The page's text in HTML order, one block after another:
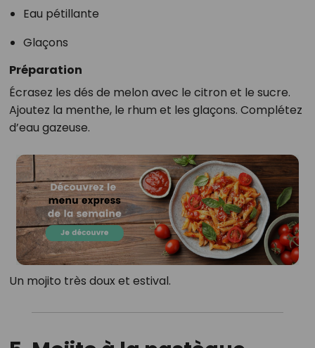
Eau pétillante
Glaçons
Préparation
Écrasez les dés de melon avec le citron et le sucre.
Ajoutez la menthe, le rhum et les glaçons. Complétez
d’eau gazeuse.
Un mojito très doux et estival.